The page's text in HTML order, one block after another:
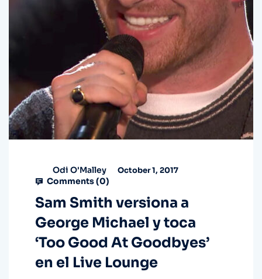
Odi O'Malley October 1, 2017
Comments (0)
Sam Smith versiona a
George Michael y toca
‘Too Good At Goodbyes’
en el Live Lounge